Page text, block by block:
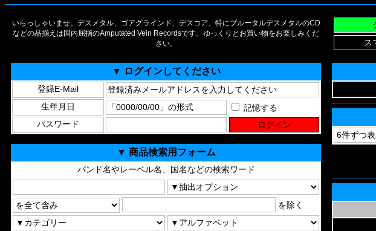
いらっしゃいませ。デスメタル、ゴアグラインド、デスコア、特にブルータルデスメタルのCD
などの品揃えは国内屈指のAmputated Vein Recordsです。ゆっくりとお買い物をお楽しみくだ
さい。
▼ ログインしてください
登録E-Mail
生年月日
記憶する
パスワード
▼ 商品検索用フォーム
バンド名やレーベル名、国名などの検索ワード
を除く